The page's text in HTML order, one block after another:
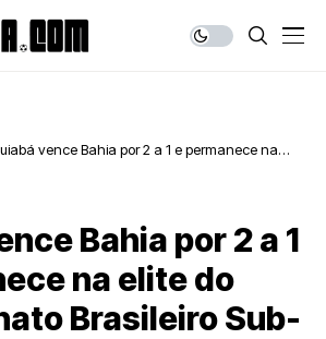
vence Bahia por 2 a 1 e permanece na
Bahia por 2 a 1
na elite do
Brasileiro Sub-